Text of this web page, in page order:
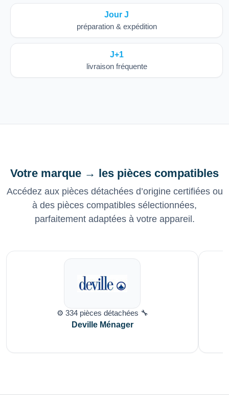
Jour J
préparation & expédition
J+1
livraison fréquente
Votre marque → les pièces compatibles
Accédez aux pièces détachées d’origine certifiées ou
à des pièces compatibles sélectionnées,
parfaitement adaptées à votre appareil.
⚙️ 334 pièces détachées 🔧
Deville Ménager